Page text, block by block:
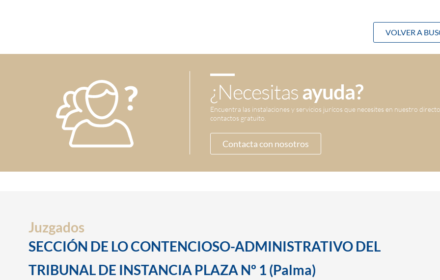
VOLVER A
¿Necesitasayuda?
Encuentra las instalaciones y servicios jurícos que necesites en nuestro
contactos gratuito.
Contacta con nosotros
Juzgados
SECCIÓN DE LO CONTENCIOSO-ADMINISTRATIVO DEL
TRIBUNAL DE INSTANCIA PLAZA Nº 1 (Palma)